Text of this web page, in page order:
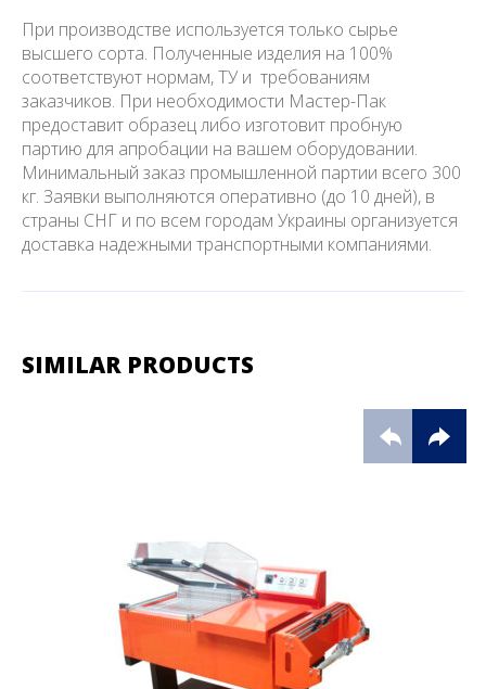
При производстве используется только сырье
высшего сорта. Полученные изделия на 100%
соответствуют нормам, ТУ и требованиям
заказчиков. При необходимости Мастер-Пак
предоставит образец либо изготовит пробную
партию для апробации на вашем оборудовании.
Минимальный заказ промышленной партии всего 300
кг. Заявки выполняются оперативно (до 10 дней), в
страны СНГ и по всем городам Украины организуется
доставка надежными транспортными компаниями.
SIMILAR PRODUCTS